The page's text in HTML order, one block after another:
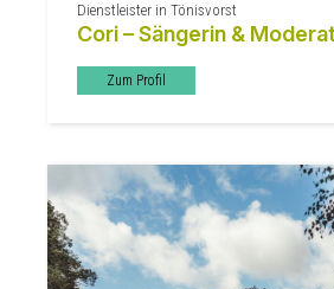
Dienstleister in Tönisvorst
Cori – Sängerin &
Zum Profil